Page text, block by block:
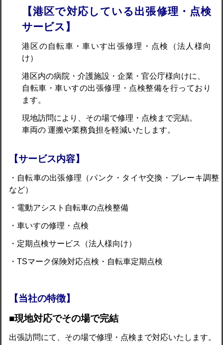
【港区で対応している出張修理・点検
サービス】
港区の自転車・車いす出張修理・点検（法人様向
け）
港区内の病院・介護施設・企業・官公庁様向けに、
自転車・車いすの出張修理・点検整備を行っており
ます。
現地訪問により、その場で修理・点検まで完結。
車両の 運搬や業務負担を軽減いたします。
【サービス内容】
・自転車の出張修理（パンク・タイヤ交換・ブレーキ調整
など）
・電動アシスト自転車の点検整備
・車いすの修理・点検
・定期点検サービス（法人様向け）
・TSマーク保険対応点検・自転車定期点検
【当社の特徴】
■現地対応でその場で完結
出張訪問にて、その場で修理・点検まで対応いたします。